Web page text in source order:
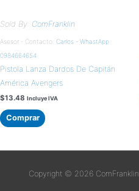
Sold By: ComFranklin
Asesor - Contacto: Carlos - WhastApp
0984664654
Pistola Lanza Dardos De Capitán
América Avengers
$13.48 Incluye IVA
Comprar
Copyright © 2026 ComFranklin